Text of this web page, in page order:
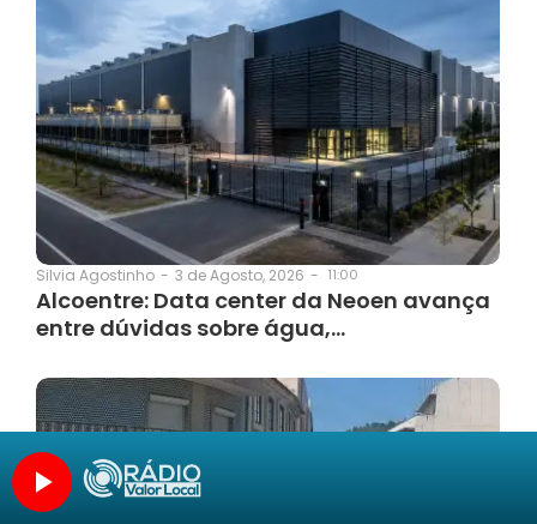
Silvia Agostinho - 3 de Agosto, 2026 - 11:00
Alcoentre: Data center da Neoen avança
entre dúvidas sobre água,…
Categorias